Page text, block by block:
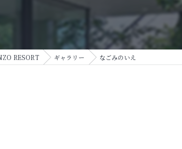
RESORT ギャラリー なごみのいえ